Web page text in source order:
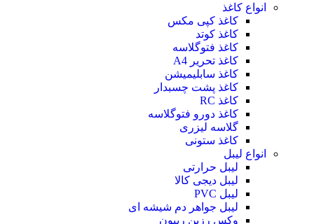
انواع کاغذ
کاغذ کپی مکس
کاغذ کوتد
کاغذ فتوگلاسه
کاغذ تحریر A4
کاغذ سابلیمیشن
کاغذ پشت چسبدار
کاغذ RC
کاغذ دورو فتوگلاسه
گلاسه لیزری
کاغذ ستونی
انواع لیبل
لیبل حرارتی
لیبل دیجی کالا
لیبل PVC
لیبل جواهر دم شیشه ای
وکس رزین ریبون